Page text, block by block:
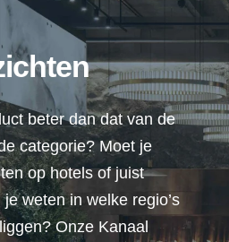
beter dan dat van de
categorie? Moet je
op hotels of juist
weten in welke regio’s
Onze Kanaal